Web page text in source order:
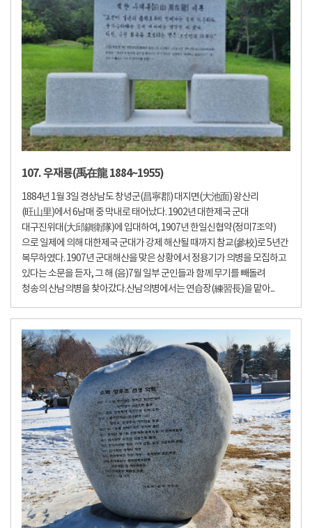
107. 우재룡(禹在龍 1884~1955)
1884년 1월 3일 경상남도 창녕군(昌寧郡) 대지면(大池面) 왕산리
(旺山里)에서 6남매 중 막내로 태어났다. 1902년 대한제국 군대
대구진위대(大邱鎭衛隊)에 입대하여, 1907년 한일신협약(정미7조약)
으로 일제에 의해 대한제국 군대가 강제 해산될 때까지 참교(參校)로 5년간
복무하였다. 1907년 군대해산을 맞은 상황에서 정용기가 의병을 모집하고
있다는 소문을 듣자, 그 해 (음)7월 일부 군인들과 함께 무기를 빼돌려
청송의 산남의병을 찾아갔다.산남의병에서는 연습장(練習長)을 맡아...